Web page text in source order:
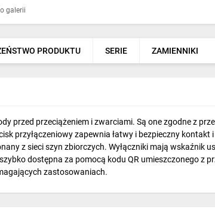
galerii
PRODUKTU SERIE ZAMIENNIKI
przed przeciążeniem i zwarciami. Są one zgodne z
przyłączeniowy zapewnia łatwy i bezpieczny
z sieci szyn zbiorczych. Wyłączniki mają
dostępna za pomocą kodu QR umieszczonego z
zastosowaniach.